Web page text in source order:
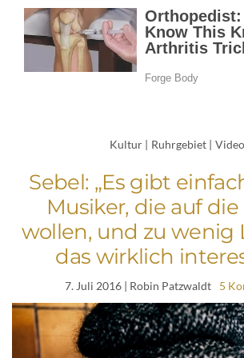
Kultur | Ruhrgebiet |
Sebel: „Es gibt
Musiker, die auf
wollen, und zu wenig
das wirklich
7. Juli 2016 | Robin Patzwaldt 5